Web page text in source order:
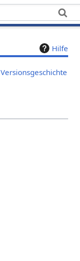
Hilfe
Versionsgeschichte